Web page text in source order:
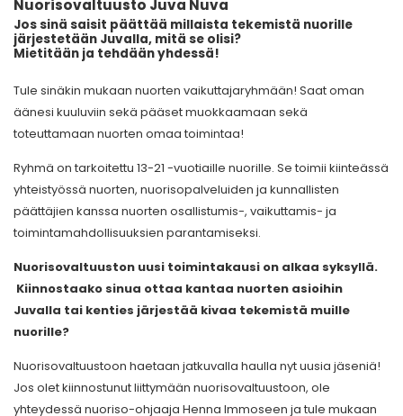
Nuorisovaltuusto Juva Nuva
Jos sinä saisit päättää millaista tekemistä nuorille
järjestetään Juvalla, mitä se olisi?
Mietitään ja tehdään yhdessä!
Tule sinäkin mukaan nuorten vaikuttajaryhmään! Saat oman
äänesi kuuluviin sekä pääset muokkaamaan sekä
toteuttamaan nuorten omaa toimintaa!
Ryhmä on tarkoitettu 13-21 -vuotiaille nuorille. Se toimii kiinteässä
yhteistyössä nuorten, nuorisopalveluiden ja kunnallisten
päättäjien kanssa nuorten osallistumis-, vaikuttamis- ja
toimintamahdollisuuksien parantamiseksi.
Nuorisovaltuuston uusi toimintakausi on alkaa syksyllä.
Kiinnostaako sinua ottaa kantaa nuorten asioihin
Juvalla tai kenties järjestää kivaa tekemistä muille
nuorille?
Nuorisovaltuustoon haetaan jatkuvalla haulla nyt uusia jäseniä!
Jos olet kiinnostunut liittymään nuorisovaltuustoon, ole
yhteydessä nuoriso-ohjaaja Henna Immoseen ja tule mukaan